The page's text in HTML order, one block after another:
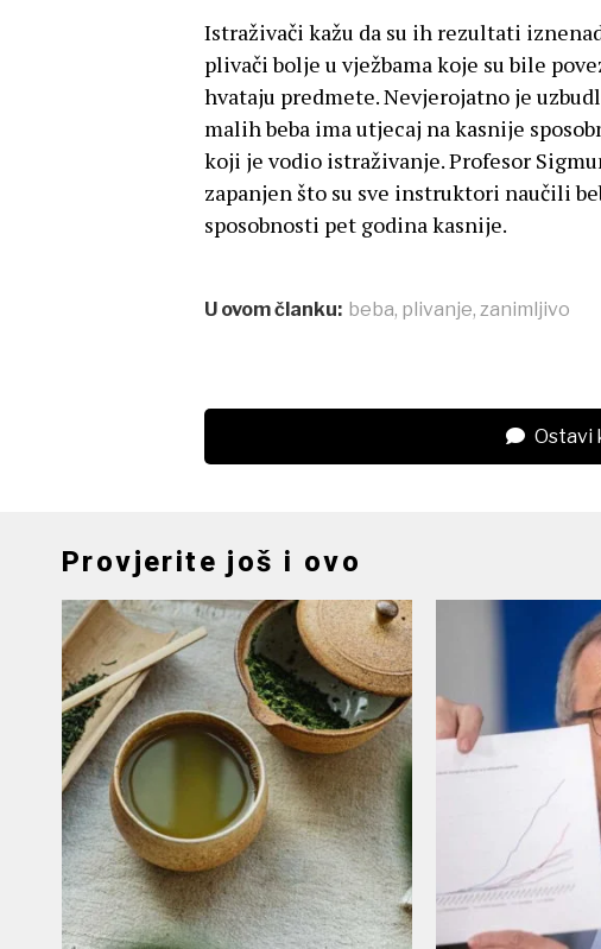
Istraživači kažu da su ih rezultati
plivači bolje u vježbama koje su bile
hvataju predmete. Nevjerojatno je
malih beba ima utjecaj na kasnije
koji je vodio istraživanje. Profesor
zapanjen što su sve instruktori naučili
sposobnosti pet godina kasnije.
U ovom članku: beba, plivanje, zanimljivo
Ostavi
Provjerite još i ovo